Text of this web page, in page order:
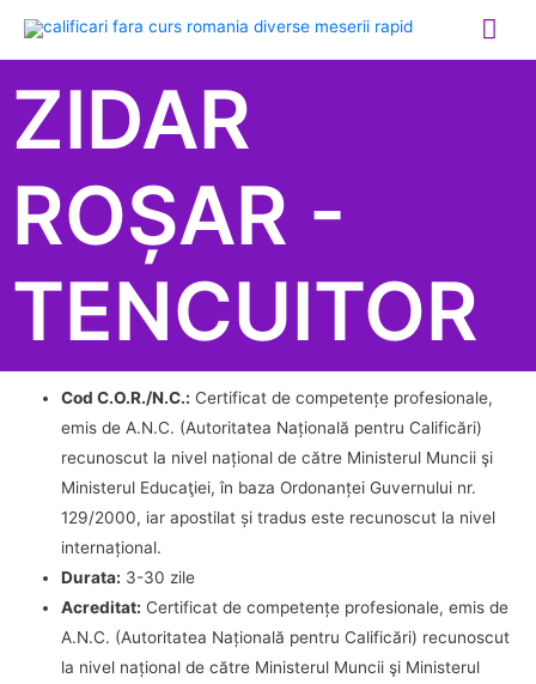
ZIDAR
ROȘAR -
TENCUITOR
Cod C.O.R./N.C.: Certificat de competențe profesionale,
emis de A.N.C. (Autoritatea Națională pentru Calificări)
recunoscut la nivel național de către Ministerul Muncii şi
Ministerul Educaţiei, în baza Ordonanței Guvernului nr.
129/2000, iar apostilat și tradus este recunoscut la nivel
internațional.
Durata: 3-30 zile
Acreditat: Certificat de competențe profesionale, emis de
A.N.C. (Autoritatea Națională pentru Calificări) recunoscut
la nivel național de către Ministerul Muncii şi Ministerul